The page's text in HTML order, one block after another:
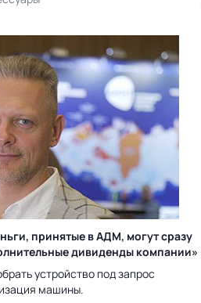
принятые в АДМ, могут сразу
дивиденды компании»
устройство под запрос
машины.